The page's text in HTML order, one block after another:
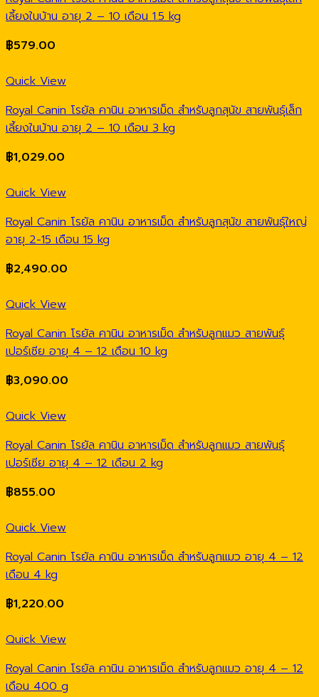
เลี้ยงในบ้าน อายุ 2 – 10 เดือน 1.5 kg
฿579.00
Quick View
Royal Canin โรยัล คานิน อาหารเม็ด สำหรับลูกสุนัข สายพันธุ์เล็ก
เลี้ยงในบ้าน อายุ 2 – 10 เดือน 3 kg
฿1,029.00
Quick View
Royal Canin โรยัล คานิน อาหารเม็ด สำหรับลูกสุนัข สายพันธุ์ใหญ่
อายุ 2-15 เดือน 15 kg
฿2,490.00
Quick View
Royal Canin โรยัล คานิน อาหารเม็ด สำหรับลูกแมว สายพันธุ์
เปอร์เซีย อายุ 4 – 12 เดือน 10 kg
฿3,090.00
Quick View
Royal Canin โรยัล คานิน อาหารเม็ด สำหรับลูกแมว สายพันธุ์
เปอร์เซีย อายุ 4 – 12 เดือน 2 kg
฿855.00
Quick View
Royal Canin โรยัล คานิน อาหารเม็ด สำหรับลูกแมว อายุ 4 – 12
เดือน 4 kg
฿1,220.00
Quick View
Royal Canin โรยัล คานิน อาหารเม็ด สำหรับลูกแมว อายุ 4 – 12
เดือน 400 g